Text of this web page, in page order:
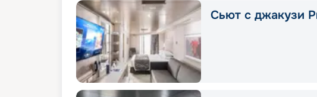
Сьют с джакузи